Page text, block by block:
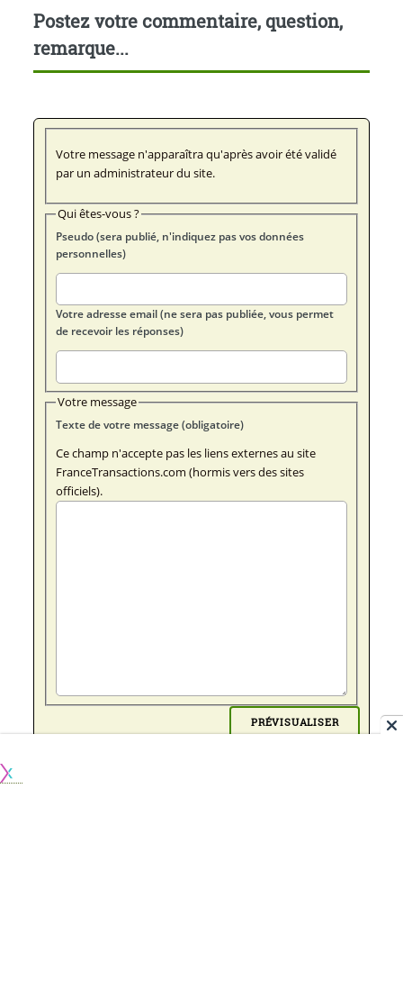
Postez votre commentaire, question,
remarque...
Votre message n'apparaîtra qu'après avoir été validé
par un administrateur du site.
Qui êtes-vous ?
Pseudo (sera publié, n'indiquez pas vos données
personnelles)
Votre adresse email (ne sera pas publiée, vous permet
de recevoir les réponses)
Votre message
Texte de votre message (obligatoire)
Ce champ n'accepte pas les liens externes au site
FranceTransactions.com (hormis vers des sites
officiels).